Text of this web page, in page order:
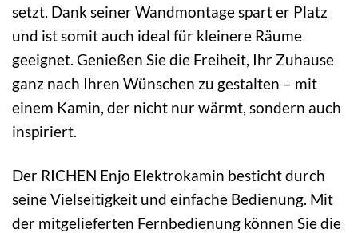
setzt. Dank seiner Wandmontage spart er Platz
und ist somit auch ideal für kleinere Räume
geeignet. Genießen Sie die Freiheit, Ihr Zuhause
ganz nach Ihren Wünschen zu gestalten – mit
einem Kamin, der nicht nur wärmt, sondern auch
inspiriert.
Der RICHEN Enjo Elektrokamin besticht durch
seine Vielseitigkeit und einfache Bedienung. Mit
der mitgelieferten Fernbedienung können Sie die